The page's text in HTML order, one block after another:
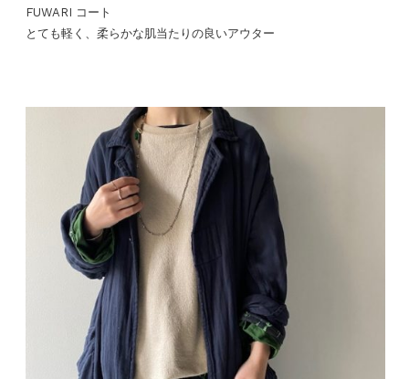
FUWARI コート
とても軽く、柔らかな肌当たりの良いアウター